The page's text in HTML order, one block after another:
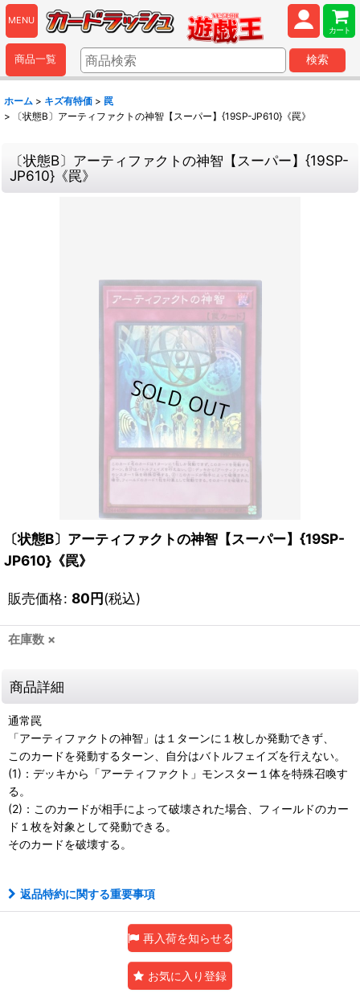
MENU
カート
商品一覧 検索
ホーム > キズ有特価 > 罠
>
〔状態B〕アーティファクトの神智【スーパー】{19SP-JP610}《罠》
〔状態B〕アーティファクトの神智【スーパー】{19SP-
JP610}《罠》
〔状態B〕アーティファクトの神智【スーパー】{19SP-
JP610}《罠》
販売価格: 80円(税込)
在庫数 ×
商品詳細
通常罠
「アーティファクトの神智」は１ターンに１枚しか発動できず、
このカードを発動するターン、自分はバトルフェイズを行えない。
(1)：デッキから「アーティファクト」モンスター１体を特殊召喚す
る。
(2)：このカードが相手によって破壊された場合、フィールドのカー
ド１枚を対象として発動できる。
そのカードを破壊する。
返品特約に関する重要事項
再入荷を知らせる
お気に入り登録